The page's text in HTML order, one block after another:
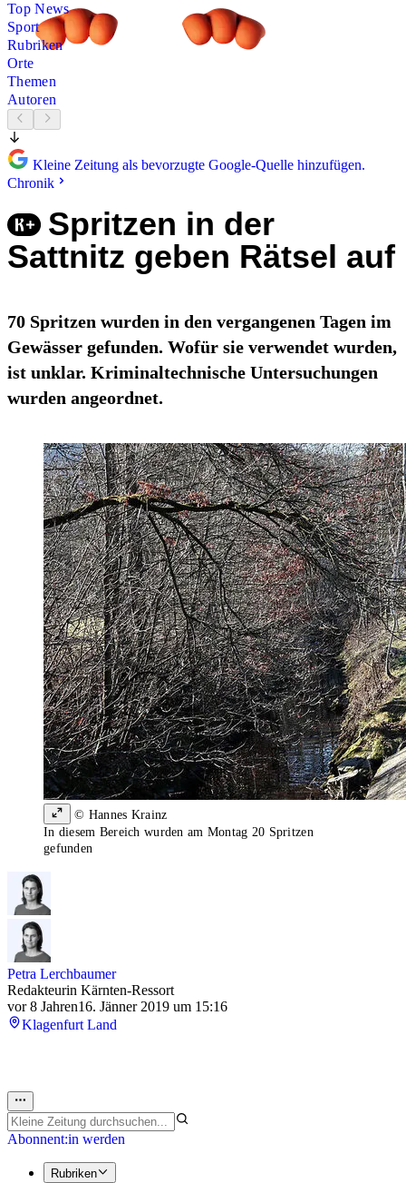
Top News
Sport
Rubriken
Orte
Themen
Autoren
Kleine Zeitung als bevorzugte Google-Quelle hinzufügen.
Chronik
Spritzen in der
Sattnitz geben Rätsel auf
70 Spritzen wurden in den vergangenen Tagen im
Gewässer gefunden. Wofür sie verwendet wurden,
ist unklar. Kriminaltechnische Untersuchungen
wurden angeordnet.
© Hannes Krainz
In diesem Bereich wurden am Montag 20 Spritzen
gefunden
Petra Lerchbaumer
Redakteurin Kärnten-Ressort
vor 8 Jahren16. Jänner 2019 um 15:16
Klagenfurt Land
Abonnent:in werden
Rubriken